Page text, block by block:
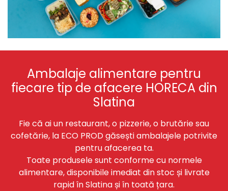
Ambalaje alimentare pentru
fiecare tip de afacere HORECA din
Slatina
Fie că ai un restaurant, o pizzerie, o brutărie sau
cofetărie, la ECO PROD găsești ambalajele potrivite
pentru afacerea ta.
Toate produsele sunt conforme cu normele
alimentare, disponibile imediat din stoc și livrate
rapid în Slatina și în toată țara.